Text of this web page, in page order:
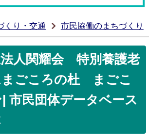
くり・交通 市民協働のまちづくり
人関耀会 特別養護老
まごころの杜 まごこ
市民団体データベース